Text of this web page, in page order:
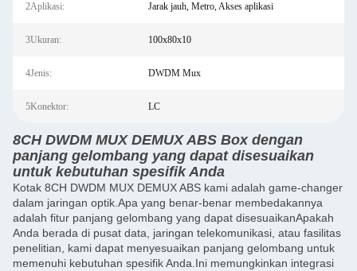
2Aplikasi: Jarak jauh, Metro, Akses aplikasi
3Ukuran: 100x80x10
4Jenis: DWDM Mux
5Konektor: LC
8CH DWDM MUX DEMUX ABS Box dengan
panjang gelombang yang dapat disesuaikan
untuk kebutuhan spesifik Anda
Kotak 8CH DWDM MUX DEMUX ABS kami adalah game-changer
dalam jaringan optik.Apa yang benar-benar membedakannya
adalah fitur panjang gelombang yang dapat disesuaikanApakah
Anda berada di pusat data, jaringan telekomunikasi, atau fasilitas
penelitian, kami dapat menyesuaikan panjang gelombang untuk
memenuhi kebutuhan spesifik Anda.Ini memungkinkan integrasi